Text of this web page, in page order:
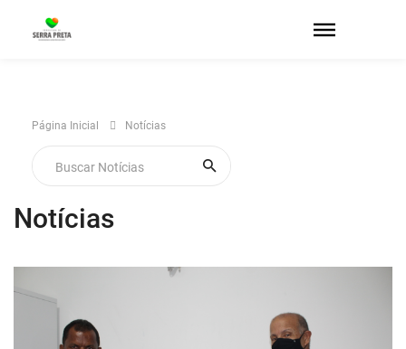
Página Inicial Notícias
Notícias